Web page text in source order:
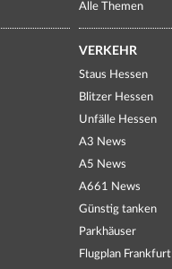
Alle Themen
VERKEHR
Staus Hessen
Blitzer Hessen
Unfälle Hessen
A3 News
A5 News
A661 News
Günstig tanken
Parkhäuser
Flugplan Frankfurt